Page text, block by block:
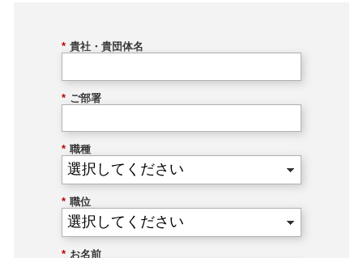
* 貴社・貴団体名
* ご部署
* 職種
* 職位
* お名前